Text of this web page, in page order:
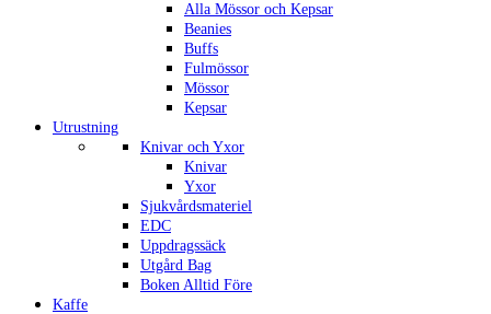
Alla Mössor och Kepsar
Beanies
Buffs
Fulmössor
Mössor
Kepsar
Utrustning
Knivar och Yxor
Knivar
Yxor
Sjukvårdsmateriel
EDC
Uppdragssäck
Utgård Bag
Boken Alltid Före
Kaffe